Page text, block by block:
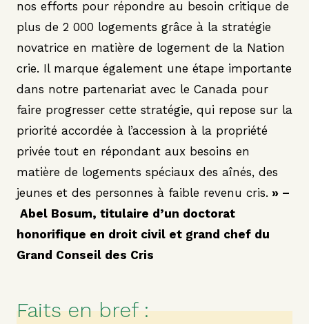
nos efforts pour répondre au besoin critique de
plus de 2 000 logements grâce à la stratégie
novatrice en matière de logement de la Nation
crie. Il marque également une étape importante
dans notre partenariat avec le Canada pour
faire progresser cette stratégie, qui repose sur la
priorité accordée à l’accession à la propriété
privée tout en répondant aux besoins en
matière de logements spéciaux des aînés, des
jeunes et des personnes à faible revenu cris. » –
Abel Bosum, titulaire d’un doctorat
honorifique en droit civil et grand chef du
Grand Conseil des Cris
Faits en bref :